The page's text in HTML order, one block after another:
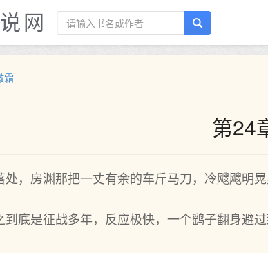
网
霜
第24
处，房渊那把一丈有余的车斤马刀，冷飕飕明
到底是征战多年，反应极快，一个鹞子翻身避